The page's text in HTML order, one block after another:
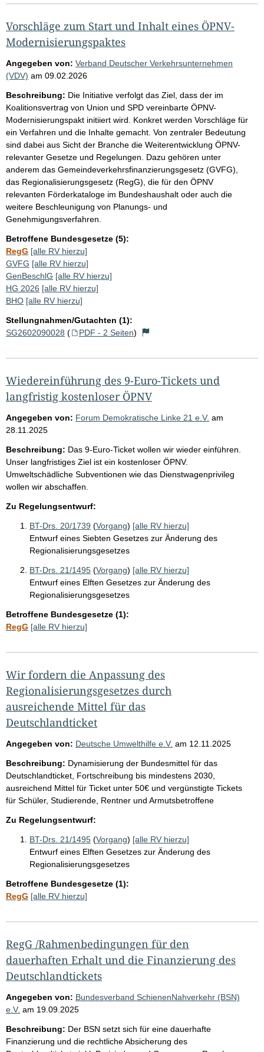
Vorschläge zum Start und Inhalt eines ÖPNV-
Modernisierungspaktes
Angegeben von: Verband Deutscher Verkehrsunternehmen
(VDV) am 09.02.2026
Beschreibung: Die Initiative verfolgt das Ziel, dass der im
Koalitionsvertrag von Union und SPD vereinbarte ÖPNV-
Modernisierungspakt initiiert wird. Konkret werden Vorschläge für
ein Verfahren und die Inhalte gemacht. Von zentraler Bedeutung
sind dabei aus Sicht der Branche die Weiterentwicklung ÖPNV-
relevanter Gesetze und Regelungen. Dazu gehören unter
anderem das Gemeindeverkehrsfinanzierungsgesetz (GVFG),
das Regionalisierungsgesetz (RegG), die für den ÖPNV
relevanten Förderkataloge im Bundeshaushalt oder auch die
weitere Beschleunigung von Planungs- und
Genehmigungsverfahren.
Betroffene Bundesgesetze (5):
RegG [alle RV hierzu]
GVFG [alle RV hierzu]
GenBeschlG [alle RV hierzu]
HG 2026 [alle RV hierzu]
BHO [alle RV hierzu]
Stellungnahmen/Gutachten (1):
SG2602090028 ( PDF - 2 Seiten)
Wiedereinführung des 9-Euro-Tickets und
langfristig kostenloser ÖPNV
Angegeben von: Forum Demokratische Linke 21 e.V. am
28.11.2025
Beschreibung: Das 9-Euro-Ticket wollen wir wieder einführen.
Unser langfristiges Ziel ist ein kostenloser ÖPNV.
Umweltschädliche Subventionen wie das Dienstwagenprivileg
wollen wir abschaffen.
Zu Regelungsentwurf:
BT-Drs. 20/1739 (Vorgang) [alle RV hierzu]
Entwurf eines Siebten Gesetzes zur Änderung des
Regionalisierungsgesetzes
BT-Drs. 21/1495 (Vorgang) [alle RV hierzu]
Entwurf eines Elften Gesetzes zur Änderung des
Regionalisierungsgesetzes
Betroffene Bundesgesetze (1):
RegG [alle RV hierzu]
Wir fordern die Anpassung des
Regionalisierungsgesetzes durch
ausreichende Mittel für das
Deutschlandticket
Angegeben von: Deutsche Umwelthilfe e.V. am 12.11.2025
Beschreibung: Dynamisierung der Bundesmittel für das
Deutschlandticket, Fortschreibung bis mindestens 2030,
ausreichend Mittel für Ticket unter 50€ und vergünstigte Tickets
für Schüler, Studierende, Rentner und Armutsbetroffene
Zu Regelungsentwurf:
BT-Drs. 21/1495 (Vorgang) [alle RV hierzu]
Entwurf eines Elften Gesetzes zur Änderung des
Regionalisierungsgesetzes
Betroffene Bundesgesetze (1):
RegG [alle RV hierzu]
RegG /Rahmenbedingungen für den
dauerhaften Erhalt und die Finanzierung des
Deutschlandtickets
Angegeben von: Bundesverband SchienenNahverkehr (BSN)
e.V. am 19.09.2025
Beschreibung: Der BSN setzt sich für eine dauerhafte
Finanzierung und die rechtliche Absicherung des